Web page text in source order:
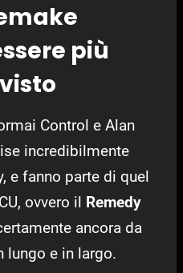
più
Control e Alan
incredibilmente
e fanno parte di quel
ovvero il Remedy
ancora da
lungo e in largo.